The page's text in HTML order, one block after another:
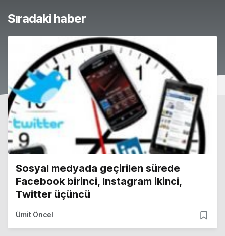
Sıradaki haber
Sosyal medyada geçirilen sürede
Facebook birinci, Instagram ikinci,
Twitter üçüncü
Ümit Öncel